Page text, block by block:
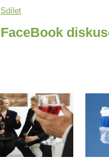
Sdílet
FaceBook